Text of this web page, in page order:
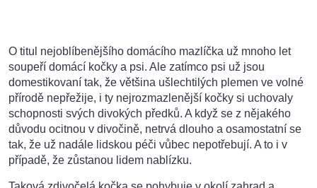
O titul nejoblíbenějšího domácího mazlíčka už mnoho let
soupeří domácí kočky a psi. Ale zatímco psi už jsou
domestikovaní tak, že většina ušlechtilých plemen ve volné
přírodě nepřežije, i ty nejrozmazlenější kočky si uchovaly
schopnosti svých divokých předků. A když se z nějakého
důvodu ocitnou v divočině, netrvá dlouho a osamostatní se
tak, že už nadále lidskou péči vůbec nepotřebují. A to i v
případě, že zůstanou lidem nablízku.